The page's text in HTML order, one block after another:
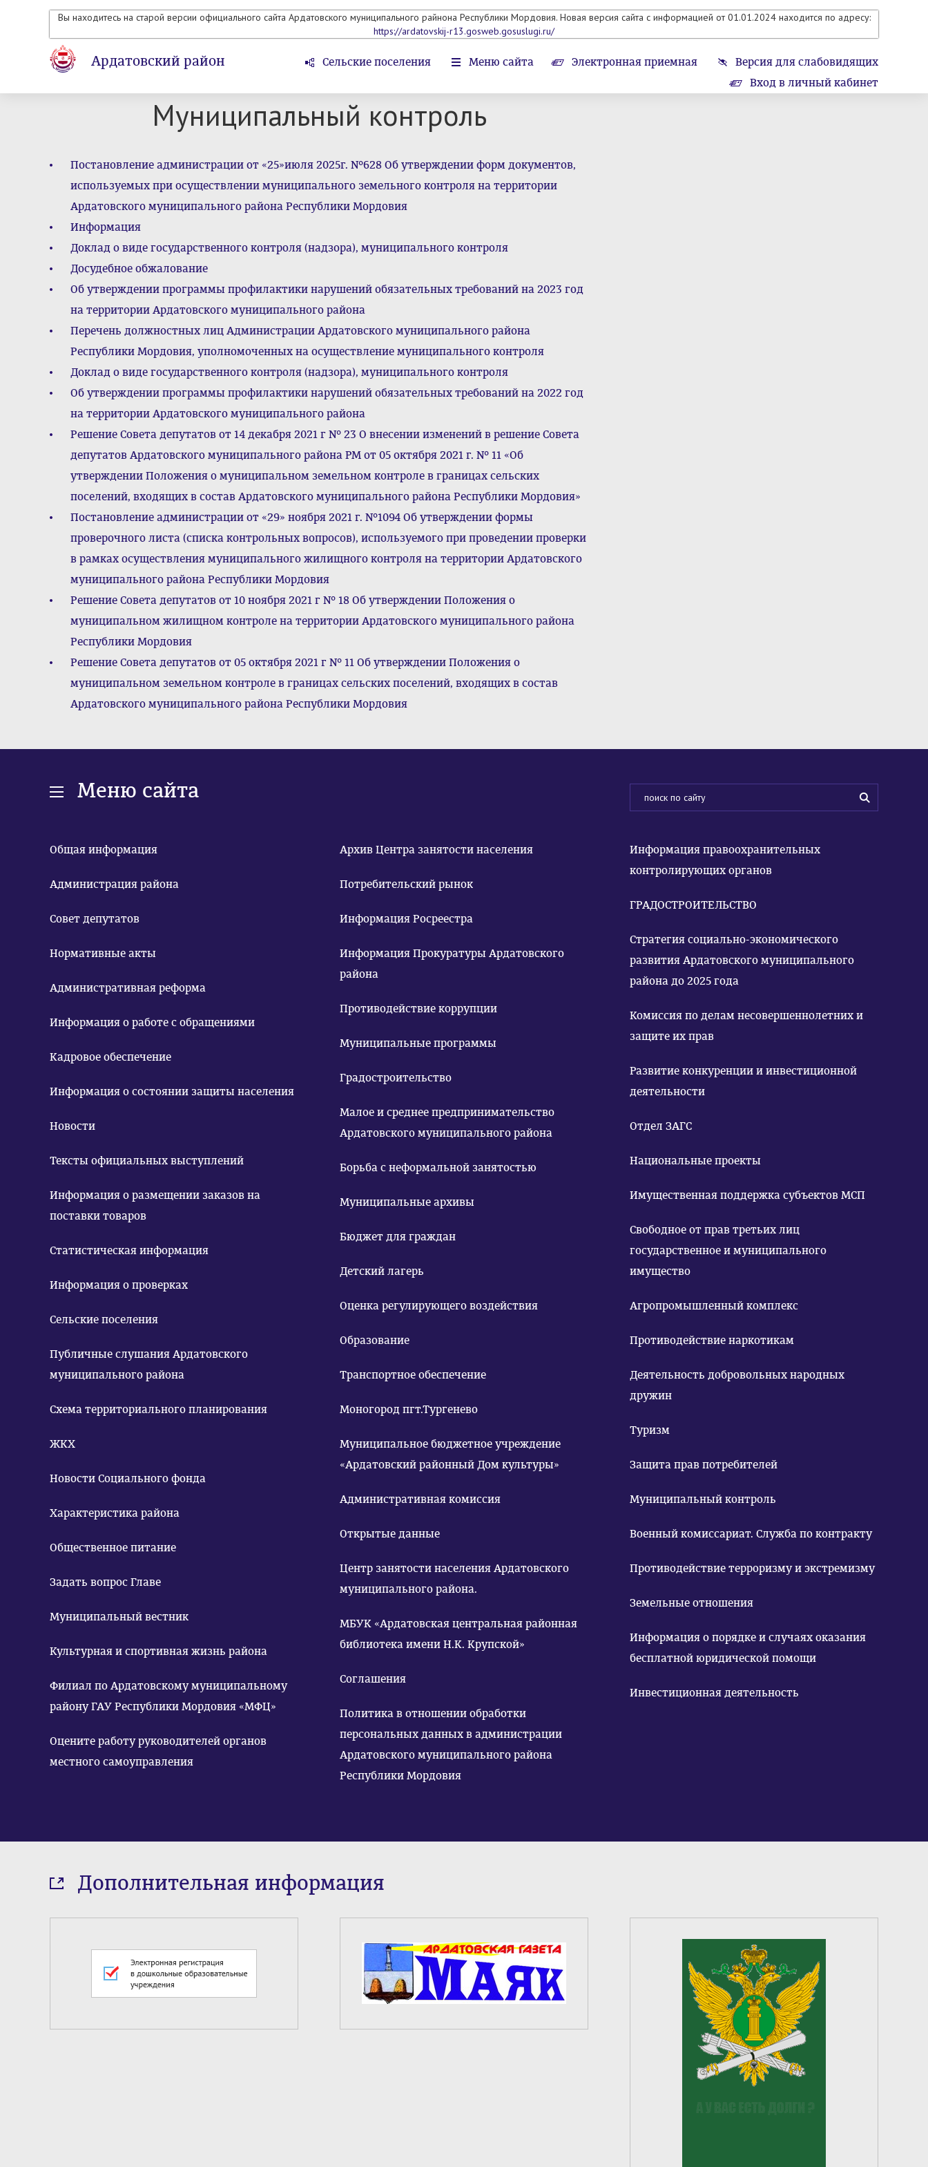
Вы находитесь на старой версии официального сайта Ардатовского муниципального райнона Республики Мордовия. Новая версия сайта с информацией от 01.01.2024 находится по адресу:
https://ardatovskij-r13.gosweb.gosuslugi.ru/
Ардатовский район Сельские поселения Меню сайта Электронная приемная
Версия для слабовидящих
Вход в личный кабинет
Муниципальный контроль
Постановление администрации от «25»июля 2025г. №628 Об утверждении форм документов,
используемых при осуществлении муниципального земельного контроля на территории
Ардатовского муниципального района Республики Мордовия
Информация
Доклад о виде государственного контроля (надзора), муниципального контроля
Досудебное обжалование
Об утверждении программы профилактики нарушений обязательных требований на 2023 год
на территории Ардатовского муниципального района
Перечень должностных лиц Администрации Ардатовского муниципального района
Республики Мордовия, уполномоченных на осуществление муниципального контроля
Доклад о виде государственного контроля (надзора), муниципального контроля
Об утверждении программы профилактики нарушений обязательных требований на 2022 год
на территории Ардатовского муниципального района
Решение Совета депутатов от 14 декабря 2021 г № 23 О внесении изменений в решение Совета
депутатов Ардатовского муниципального района РМ от 05 октября 2021 г. № 11 «Об
утверждении Положения о муниципальном земельном контроле в границах сельских
поселений, входящих в состав Ардатовского муниципального района Республики Мордовия»
Постановление администрации от «29» ноября 2021 г. №1094 Об утверждении формы
проверочного листа (списка контрольных вопросов), используемого при проведении проверки
в рамках осуществления муниципального жилищного контроля на территории Ардатовского
муниципального района Республики Мордовия
Решение Совета депутатов от 10 ноября 2021 г № 18 Об утверждении Положения о
муниципальном жилищном контроле на территории Ардатовского муниципального района
Республики Мордовия
Решение Совета депутатов от 05 октября 2021 г № 11 Об утверждении Положения о
муниципальном земельном контроле в границах сельских поселений, входящих в состав
Ардатовского муниципального района Республики Мордовия
Меню сайта
Общая информация
Администрация района
Совет депутатов
Нормативные акты
Административная реформа
Информация о работе с обращениями
Кадровое обеспечение
Информация о состоянии защиты населения
Новости
Тексты официальных выступлений
Информация о размещении заказов на
поставки товаров
Статистическая информация
Информация о проверках
Сельские поселения
Публичные слушания Ардатовского
муниципального района
Схема территориального планирования
ЖКХ
Новости Социального фонда
Характеристика района
Общественное питание
Задать вопрос Главе
Муниципальный вестник
Культурная и спортивная жизнь района
Филиал по Ардатовскому муниципальному
району ГАУ Республики Мордовия «МФЦ»
Оцените работу руководителей органов
местного самоуправления
Архив Центра занятости населения
Потребительский рынок
Информация Росреестра
Информация Прокуратуры Ардатовского
района
Противодействие коррупции
Муниципальные программы
Градостроительство
Малое и среднее предпринимательство
Ардатовского муниципального района
Борьба с неформальной занятостью
Муниципальные архивы
Бюджет для граждан
Детский лагерь
Оценка регулирующего воздействия
Образование
Транспортное обеспечение
Моногород пгт.Тургенево
Муниципальное бюджетное учреждение
«Ардатовский районный Дом культуры»
Административная комиссия
Открытые данные
Центр занятости населения Ардатовского
муниципального района.
МБУК «Ардатовская центральная районная
библиотека имени Н.К. Крупской»
Соглашения
Политика в отношении обработки
персональных данных в администрации
Ардатовского муниципального района
Республики Мордовия
Информация правоохранительных
контролирующих органов
ГРАДОСТРОИТЕЛЬСТВО
Стратегия социально-экономического
развития Ардатовского муниципального
района до 2025 года
Комиссия по делам несовершеннолетних и
защите их прав
Развитие конкуренции и инвестиционной
деятельности
Отдел ЗАГС
Национальные проекты
Имущественная поддержка субъектов МСП
Свободное от прав третьих лиц
государственное и муниципального
имущество
Агропромышленный комплекс
Противодействие наркотикам
Деятельность добровольных народных
дружин
Туризм
Защита прав потребителей
Муниципальный контроль
Военный комиссариат. Служба по контракту
Противодействие терроризму и экстремизму
Земельные отношения
Информация о порядке и случаях оказания
бесплатной юридической помощи
Инвестиционная деятельность
Дополнительная информация